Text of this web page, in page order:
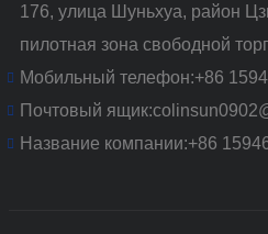
176, улица Шуньхуа, район
пилотная зона свободной
Мобильный телефон:+86
Почтовый ящик:
Название компании:+86